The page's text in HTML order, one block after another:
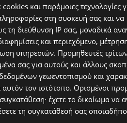
και παρόμοιες τεχνολογίες
στη συσκευή σας και να
διεύθυνση IP σας, μοναδικά
και περιεχόμενο,
υπηρεσιών. Προμηθευτές
σας για αυτούς και άλλους
γεωεντοπισμού και
τον ιστότοπο. Ορισμένοι
έχετε το δικαίωμα να
τη συγκατάθεσή σας